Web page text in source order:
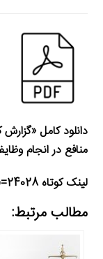
دانلود کامل
منافع در انجام
لینک کوتاه https://iran-bssc.ir/?p=24028
مطالب مرتبط: